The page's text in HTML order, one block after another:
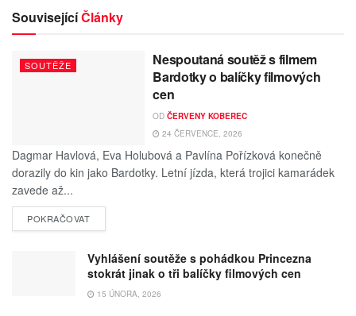
SouvisejícíČlánky
SOUTĚŽE
Nespoutaná soutěž s filmem
Bardotky o balíčky filmových
cen
OD ČERVENY KOBEREC
24 ČERVENCE, 2026
Dagmar Havlová, Eva Holubová a Pavlína Pořízková konečně
dorazily do kin jako Bardotky. Letní jízda, která trojici kamarádek
zavede až...
POKRAČOVAT
Vyhlášení soutěže s pohádkou Princezna
stokrát jinak o tři balíčky filmových cen
15 ÚNORA, 2026